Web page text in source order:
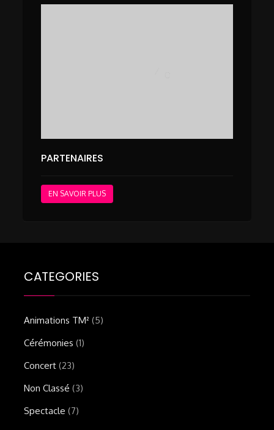
PARTENAIRES
EN SAVOIR PLUS
CATEGORIES
Animations TM² (5)
Cérémonies (1)
Concert(23)
Non Classé (3)
Spectacle (7)